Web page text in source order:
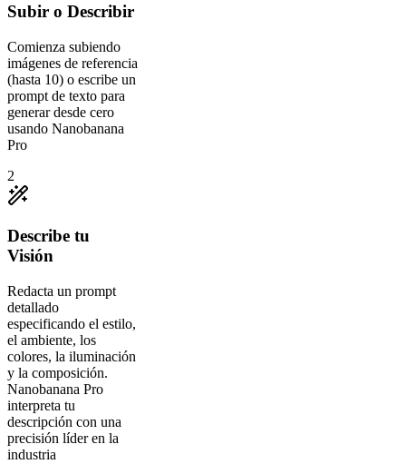
Subir o Describir
Comienza subiendo
imágenes de referencia
(hasta 10) o escribe un
prompt de texto para
generar desde cero
usando Nanobanana
Pro
2
Describe tu
Visión
Redacta un prompt
detallado
especificando el estilo,
el ambiente, los
colores, la iluminación
y la composición.
Nanobanana Pro
interpreta tu
descripción con una
precisión líder en la
industria